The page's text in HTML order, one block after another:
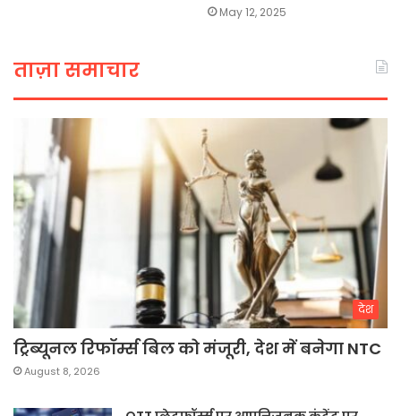
May 12, 2025
ताज़ा समाचार
देश
ट्रिब्यूनल रिफॉर्म्स बिल को मंजूरी, देश में बनेगा NTC
August 8, 2026